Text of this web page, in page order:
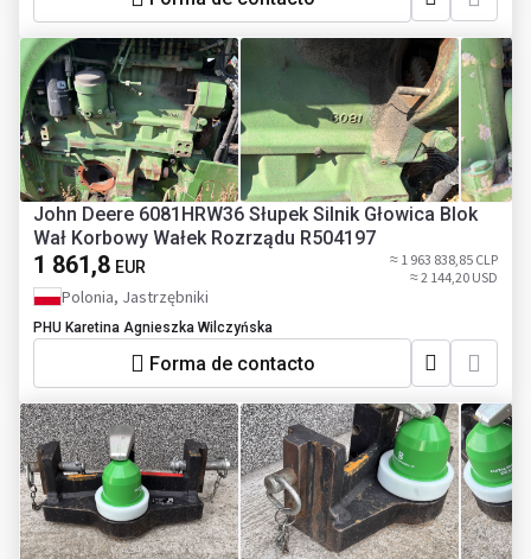
John Deere 6081HRW36 Słupek Silnik Głowica Blok
Wał Korbowy Wałek Rozrządu R504197
1 861,8 EUR
≈ 1 963 838,85 CLP
≈ 2 144,20 USD
Polonia, Jastrzębniki
PHU Karetina Agnieszka Wilczyńska
Forma de contacto